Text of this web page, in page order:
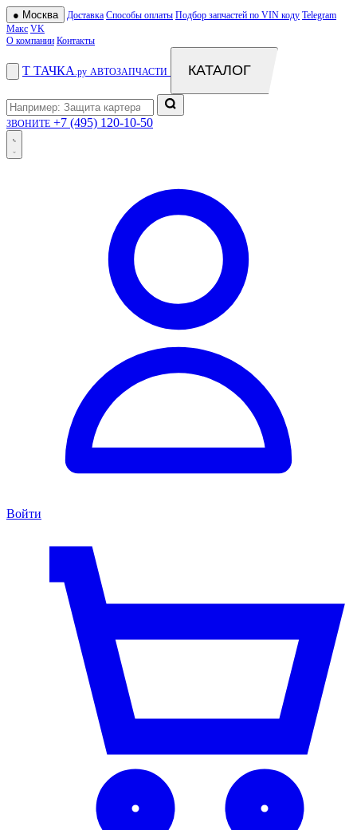
● Москва Доставка Способы оплаты Подбор запчастей по VIN коду Telegram
Макс VK
О компании Контакты
Т ТАЧКА .ру АВТОЗАПЧАСТИ КАТАЛОГ
ЗВОНИТЕ +7 (495) 120-10-50
Войти